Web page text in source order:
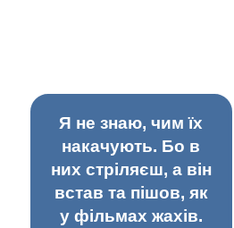
Я не знаю, чим їх
накачують. Бо в
них стріляєш, а він
встав та пішов, як
у фільмах жахів.